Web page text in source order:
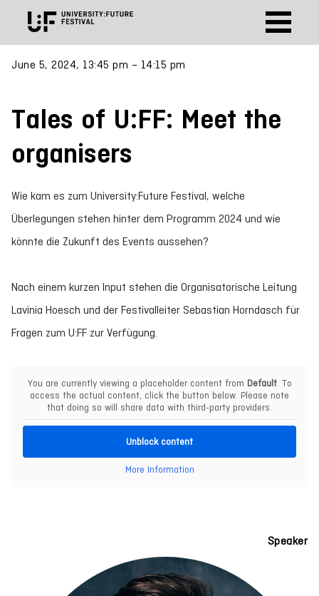
June 5, 2024, 13:45 pm – 14:15 pm
Tales of U:FF: Meet the
organisers
Wie kam es zum University:Future Festival, welche
Überlegungen stehen hinter dem Programm 2024 und wie
könnte die Zukunft des Events aussehen?
Nach einem kurzen Input stehen die Organisatorische Leitung
Lavinia Hoesch und der Festivalleiter Sebastian Horndasch für
Fragen zum U:FF zur Verfügung.
You are currently viewing a placeholder content from Default. To
access the actual content, click the button below. Please note
that doing so will share data with third-party providers.
Unblock content
More Information
Speaker